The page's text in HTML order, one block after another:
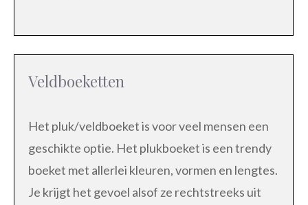
Veldboeketten
Het pluk/veldboeket is voor veel mensen een
geschikte optie. Het plukboeket is een trendy
boeket met allerlei kleuren, vormen en lengtes.
Je krijgt het gevoel alsof ze rechtstreeks uit